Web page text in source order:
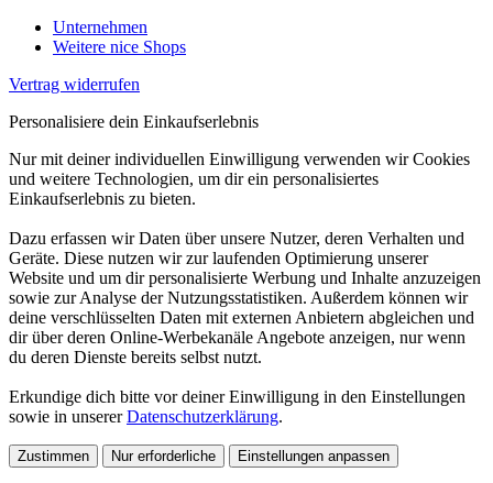
Unternehmen
Weitere nice Shops
Vertrag widerrufen
Personalisiere dein Einkaufserlebnis
Nur mit deiner individuellen Einwilligung verwenden wir Cookies
und weitere Technologien, um dir ein personalisiertes
Einkaufserlebnis zu bieten.
Dazu erfassen wir Daten über unsere Nutzer, deren Verhalten und
Geräte. Diese nutzen wir zur laufenden Optimierung unserer
Website und um dir personalisierte Werbung und Inhalte anzuzeigen
sowie zur Analyse der Nutzungsstatistiken. Außerdem können wir
deine verschlüsselten Daten mit externen Anbietern abgleichen und
dir über deren Online-Werbekanäle Angebote anzeigen, nur wenn
du deren Dienste bereits selbst nutzt.
Erkundige dich bitte vor deiner Einwilligung in den Einstellungen
sowie in unsererDatenschutzerklärung.
Zustimmen Nur erforderliche Einstellungen anpassen